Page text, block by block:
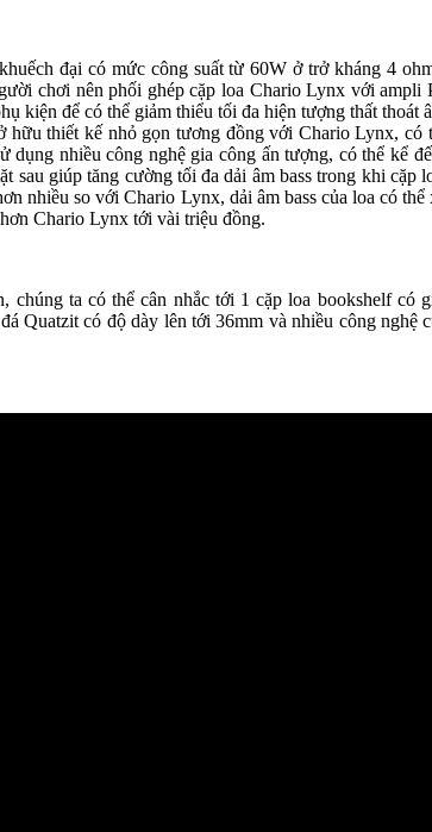
đại có mức công suất từ 60W ở trở kháng 4
chơi nên phối ghép cặp loa Chario Lynx với
kiện để có thể giảm thiểu tối đa hiện tượng thất thoát
hữu thiết kế nhỏ gọn tương đồng với Chario Lynx,
nhiều công nghệ gia công ấn tượng, có thể kể
sau giúp tăng cường tối đa dải âm bass trong khi
nhiều so với Chario Lynx, dải âm bass của loa có
Chario Lynx tới vài triệu đồng.
ta có thể cân nhắc tới 1 cặp loa bookshelf
Quatzit có độ dày lên tới 36mm và nhiều công